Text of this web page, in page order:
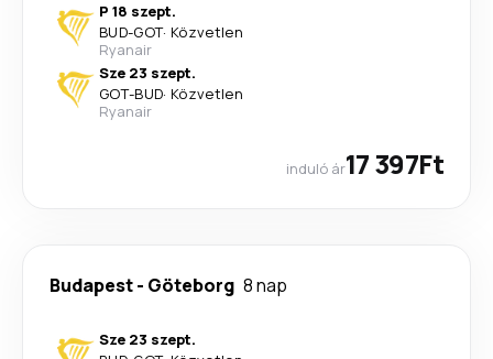
P 18 szept.
BUD-GOT· Közvetlen
Ryanair
Sze 23 szept.
GOT-BUD· Közvetlen
Ryanair
induló ár17 397Ft
Budapest- Göteborg 8 nap
Sze 23 szept.